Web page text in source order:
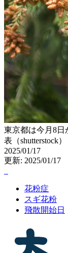
東京都は今月8日
表（shutterstock）
2025/01/17
更新: 2025/01/17
花粉症
スギ花粉
飛散開始日